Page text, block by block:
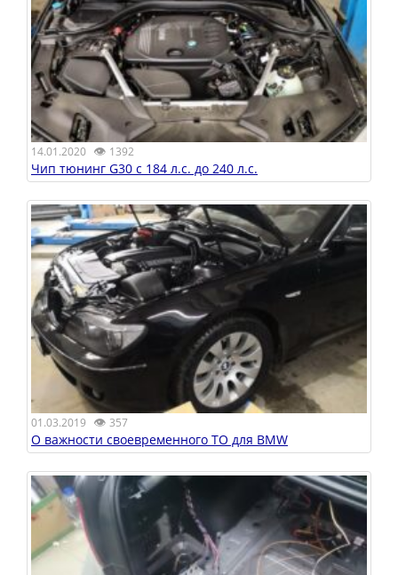
14.01.2020 👁 1392
Чип тюнинг G30 с 184 л.с. до 240 л.с.
01.03.2019 👁 357
О важности своевременного ТО для BMW